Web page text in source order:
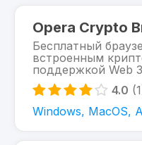
Opera Crypto
Бесплатный
встроенным
поддержкой Web
4.0
Windows, MacOS,